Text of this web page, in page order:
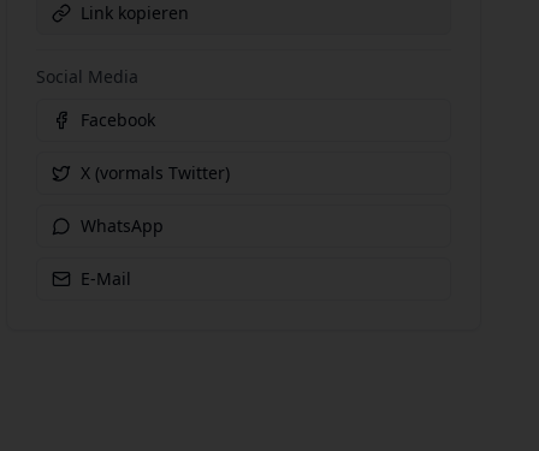
Link kopieren
Social Media
Facebook
X (vormals Twitter)
WhatsApp
E-Mail